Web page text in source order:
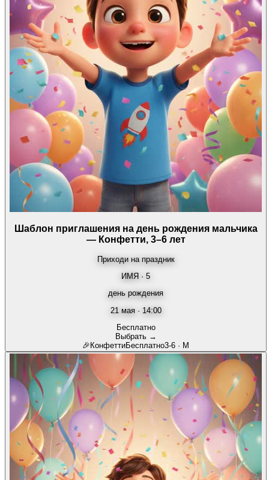
Шаблон приглашения на день рождения мальчика
— Конфетти, 3–6 лет
Приходи на праздник
ИМЯ · 5
день рождения
21 мая · 14:00
Бесплатно
Выбрать →
🎉 КонфеттиБесплатно3-6 · М